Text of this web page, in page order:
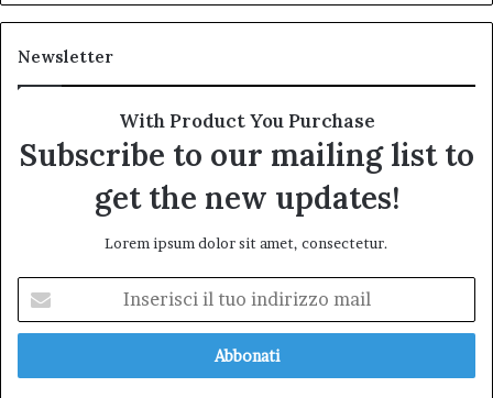
Newsletter
With Product You Purchase
Subscribe to our mailing list to
get the new updates!
Lorem ipsum dolor sit amet, consectetur.
tuo
mail